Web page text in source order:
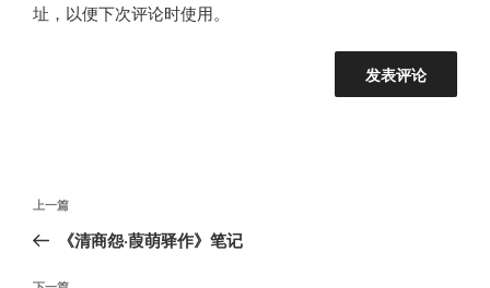
址，以便下次评论时使用。
文
导
上
一
上一篇
《清商怨·葭萌驿作》笔记